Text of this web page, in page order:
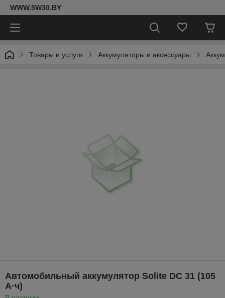
WWW.5W30.BY
Товары и услуги Аккумуляторы и аксессуары
Автомобильный аккумулятор Solite DC 31 (105
А·ч)